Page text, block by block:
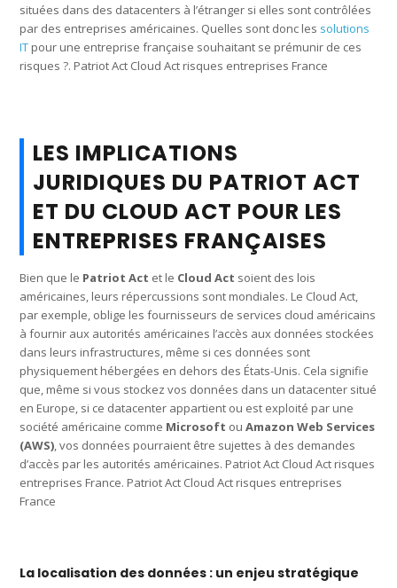
situées dans des datacenters à l’étranger si elles sont contrôlées
par des entreprises américaines. Quelles sont donc les solutions
IT pour une entreprise française souhaitant se prémunir de ces
risques ?. Patriot Act Cloud Act risques entreprises France
LES IMPLICATIONS
JURIDIQUES DU PATRIOT ACT
ET DU CLOUD ACT POUR LES
ENTREPRISES FRANÇAISES
Bien que le Patriot Act et le Cloud Act soient des lois
américaines, leurs répercussions sont mondiales. Le Cloud Act,
par exemple, oblige les fournisseurs de services cloud américains
à fournir aux autorités américaines l’accès aux données stockées
dans leurs infrastructures, même si ces données sont
physiquement hébergées en dehors des États-Unis. Cela signifie
que, même si vous stockez vos données dans un datacenter situé
en Europe, si ce datacenter appartient ou est exploité par une
société américaine comme Microsoft ouAmazon Web Services
(AWS), vos données pourraient être sujettes à des demandes
d’accès par les autorités américaines. Patriot Act Cloud Act risques
entreprises France. Patriot Act Cloud Act risques entreprises
France
La localisation des données : un enjeu stratégique